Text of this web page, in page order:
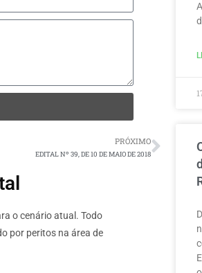
PRÓXIMO
EDITAL Nº 39, DE 10 DE MAIO DE 2018
o cenário atual. Todo
por peritos na área de